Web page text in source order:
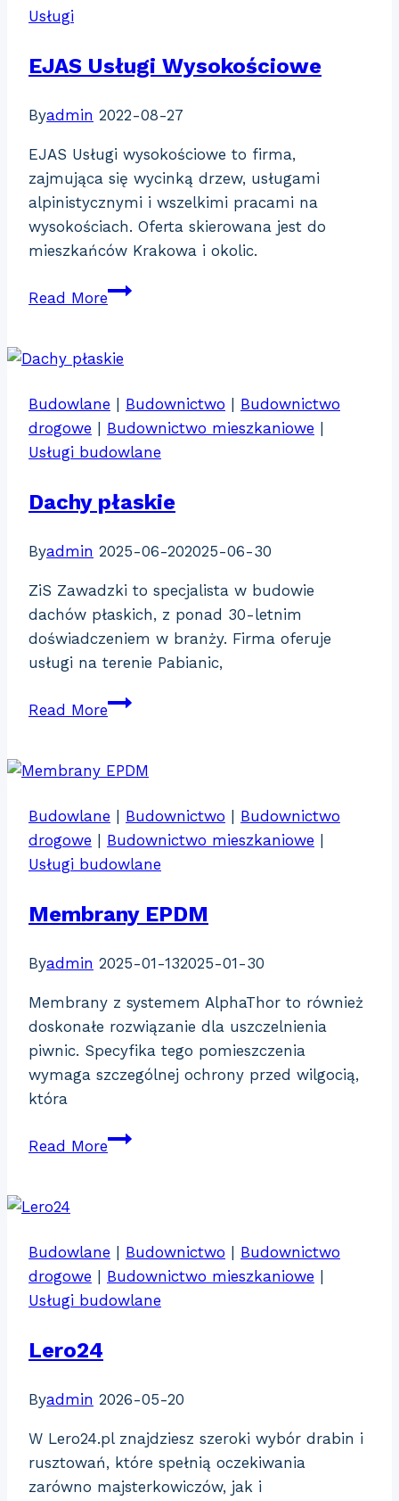
Usługi
EJAS Usługi Wysokościowe
Byadmin 2022-08-27
EJAS Usługi wysokościowe to firma,
zajmująca się wycinką drzew, usługami
alpinistycznymi i wszelkimi pracami na
wysokościach. Oferta skierowana jest do
mieszkańców Krakowa i okolic.
Read MoreEJAS
Budowlane Budownictwo
Budownictwo
drogowe
Budownictwo mieszkaniowe
Usługi budowlane
Dachy płaskie
Byadmin 2025-06-202025-06-30
ZiS Zawadzki to specjalista w budowie
dachów płaskich, z ponad 30-letnim
doświadczeniem w branży. Firma oferuje
usługi na terenie Pabianic,
Read MoreDachy
Budowlane Budownictwo
Budownictwo
drogowe
Budownictwo mieszkaniowe
Usługi budowlane
Membrany EPDM
Byadmin 2025-01-132025-01-30
Membrany z systemem AlphaThor to również
doskonałe rozwiązanie dla uszczelnienia
piwnic. Specyfika tego pomieszczenia
wymaga szczególnej ochrony przed wilgocią,
która
Read MoreMembrany
Budowlane Budownictwo
Budownictwo
drogowe
Budownictwo mieszkaniowe
Usługi budowlane
Lero24
Byadmin 2026-05-20
W Lero24.pl znajdziesz szeroki wybór drabin i
rusztowań, które spełnią oczekiwania
zarówno majsterkowiczów, jak i